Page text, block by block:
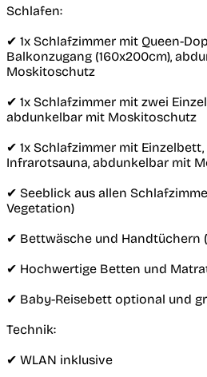
Schlafen:
✔︎ 1x Schlafzimmer mit Queen-
Balkonzugang (160x200cm),
Moskitoschutz
✔︎ 1x Schlafzimmer mit zwei
abdunkelbar mit Moskitoschutz
✔︎ 1x Schlafzimmer mit
Infrarotsauna, abdunkelbar mit
✔︎ Seeblick aus allen
Vegetation)
✔︎ Bettwäsche und Handtüchern
✔︎ Hochwertige Betten und
✔︎ Baby-Reisebett optional und
Technik:
✔︎ WLAN inklusive